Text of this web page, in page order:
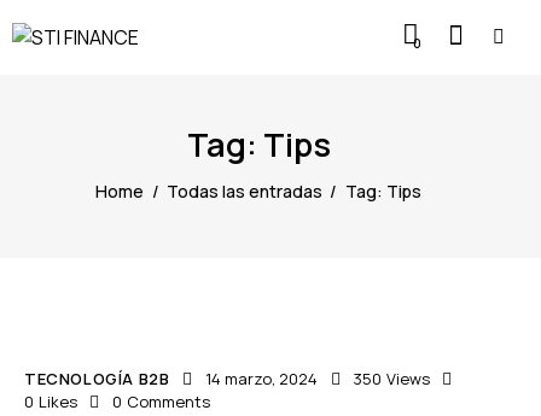
0
Tag: Tips
Home Todas las entradas Tag: Tips
TECNOLOGÍA B2B 14 marzo, 2024 350 Views
0 Likes 0 Comments